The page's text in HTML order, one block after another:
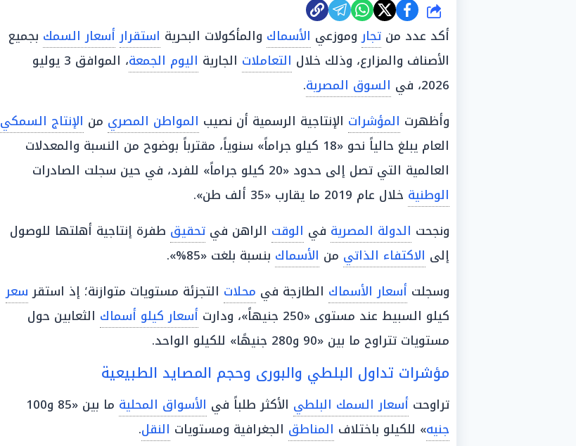
شارك
أكد عدد من تجاروموزعي الأسماك والمأكولات البحرية استقرارأسعار السمك بجميع
الأصناف والمزارع، وذلك خلال التعاملات الجارية اليوم الجمعة
، الموافق 3 يوليو
2026، في
السوق المصرية.
وأظهرت المؤشرات الإنتاجية الرسمية أن نصيب المواطن المصري من الإنتاج السمكي
العام يبلغ حالياً نحو «18 كيلو جراماً» سنوياً، مقترباً بوضوح من النسبة والمعدلات
العالمية التي تصل إلى حدود «20 كيلو جراماً» للفرد، في حين سجلت الصادرات
الوطنية خلال عام 2019 ما يقارب «35 ألف طن».
ونجحت الدولة المصرية في الوقت الراهن في تحقيق طفرة إنتاجية أهلتها للوصول
إلى الاكتفاء الذاتي من الأسماك بنسبة بلغت «85%».
وسجلت أسعار الأسماك الطازجة في محلات التجزئة مستويات متوازنة؛ إذ استقرسعر
كيلو السبيط عند مستوى «250 جنيهاً»، ودارت
أسعار كيلو أسماك الثعابين حول
مستويات تتراوح ما بين «90 و280 جنيهًا» للكيلو الواحد.
مؤشرات تداول البلطي والبورى وحجم المصايد الطبيعية
تراوحت أسعار السمك البلطي الأكثر طلباً في الأسواق المحلية ما بين «85 و100
جنيه» للكيلو باختلاف المناطق الجغرافية ومستويات النقل.